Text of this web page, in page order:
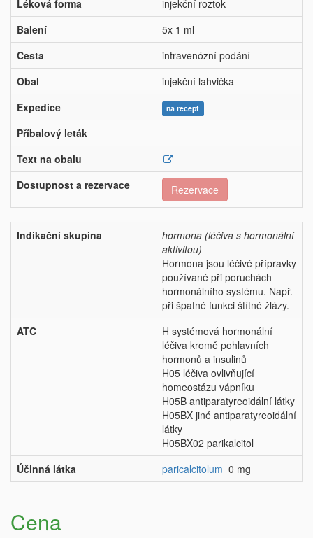
Léková forma
injekční roztok
Balení
5x 1 ml
Cesta
intravenózní podání
Obal
injekční lahvička
Expedice
na recept
Příbalový leták
Text na obalu
Dostupnost a rezervace
Rezervace
Indikační skupina
hormona (léčiva s hormonální
aktivitou)
Hormona jsou léčivé přípravky
používané při poruchách
hormonálního systému. Např.
při špatné funkci štítné žlázy.
ATC
H systémová hormonální
léčiva kromě pohlavních
hormonů a insulinů
H05 léčiva ovlivňující
homeostázu vápníku
H05B antiparatyreoidální látky
H05BX jiné antiparatyreoidální
látky
H05BX02 parikalcitol
Účinná látka
paricalcitolum 0 mg
Cena